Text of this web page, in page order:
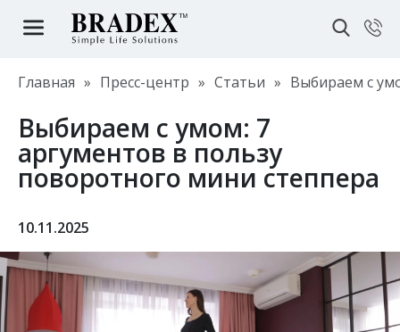
Главная » Пресс-центр » Статьи » Выбираем с
Выбираем с умом: 7
аргументов в пользу
поворотного мини степпера
10.11.2025